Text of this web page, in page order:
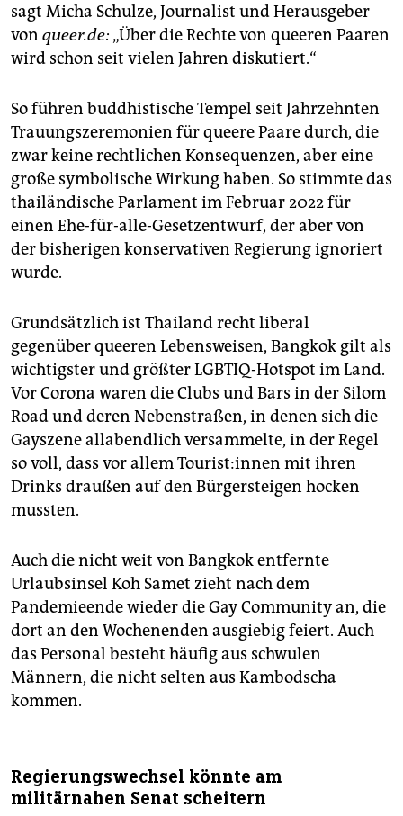
sagt Micha Schulze, Journalist und Herausgeber
von queer.de: „Über die Rechte von queeren Paaren
wird schon seit vielen Jahren diskutiert.“
So führen buddhistische Tempel seit Jahrzehnten
Trauungszeremonien für queere Paare durch, die
zwar keine rechtlichen Konsequenzen, aber eine
große symbolische Wirkung haben. So stimmte das
thailändische Parlament im Februar 2022 für
einen Ehe-für-alle-Gesetzentwurf, der aber von
der bisherigen konservativen Regierung ignoriert
wurde.
Grundsätzlich ist Thailand recht liberal
gegenüber queeren Lebensweisen, Bangkok gilt als
wichtigster und größter LGBTIQ-Hotspot im Land.
Vor Corona waren die Clubs und Bars in der Silom
Road und deren Nebenstraßen, in denen sich die
Gayszene allabendlich versammelte, in der Regel
so voll, dass vor allem Tou­ris­t:in­nen mit ihren
Drinks draußen auf den Bürgersteigen hocken
mussten.
Auch die nicht weit von Bangkok entfernte
Urlaubsinsel Koh Samet zieht nach dem
Pandemieende wieder die Gay Community an, die
dort an den Wochenenden ausgiebig feiert. Auch
das Personal besteht häufig aus schwulen
Männern, die nicht selten aus Kambodscha
kommen.
Regierungswechsel könnte am
militärnahen Senat scheitern